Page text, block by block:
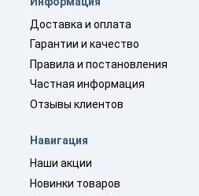
Доставка и оплата
Гарантии и качество
Правила и постановления
Частная информация
Отзывы клиентов
Навигация
Наши акции
Новинки товаров